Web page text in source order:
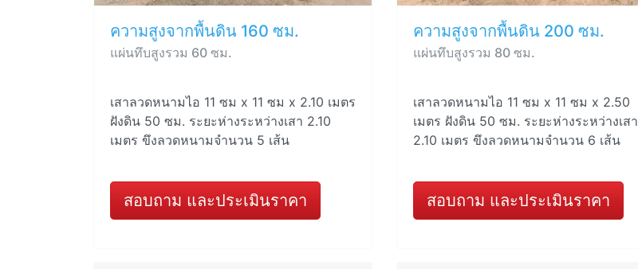
ความสูงจากพื้นดิน 160 ซม.
แผ่นทึบสูงรวม 60 ซม.
เสาลวดหนามไอ 11 ซม x 11 ซม x 2.10 เมตร
ฝังดิน 50 ซม. ระยะห่างระหว่างเสา 2.10
เมตร ขึงลวดหนามจำนวน 5 เส้น
สอบถาม และประเมินราคา
ความสูงจากพื้นดิน 200 ซม.
แผ่นทึบสูงรวม 80 ซม.
เสาลวดหนามไอ 11 ซม x 11 ซม x 2.50
เมตร ฝังดิน 50 ซม. ระยะห่างระหว่างเสา
2.10 เมตร ขึงลวดหนามจำนวน 6 เส้น
สอบถาม และประเมินราคา